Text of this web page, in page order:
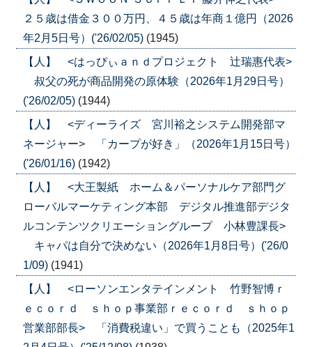
２５歳は借金３００万円、４５歳は年商１億円（2026
年2月5日号）('26/02/05) (1945)
【人】 <はっぴぃａｎｄプロジェクト 辻瑞惠代表>
叔父の死が商品開発の原体験（2026年1月29日号）
('26/02/05) (1944)
【人】 <ディーライズ 宮川裕之システム開発部マ
ネージャー> 「カープが好き」（2026年1月15日号）
('26/01/16) (1942)
【人】 <大王製紙 ホーム＆パーソナルケア部門グ
ローバルマーケティング本部 デジタル推進部デジタ
ルコンテンツクリエーショングループ 小林豊課長>
キャパは自分で決めない（2026年1月8日号）('26/0
1/09) (1941)
【人】 <ローソンエンタテインメント 竹野智博ｒ
ｅｃｏｒｄ ｓｈｏｐ事業部ｒｅｃｏｒｄ ｓｈｏｐ
営業部部長> 「消費税違い」で買うことも（2025年1